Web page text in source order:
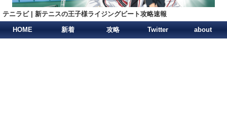
テニラビ | 新テニスの王子様ライジングビート攻略速報
HOME 新着 攻略 Twitter about